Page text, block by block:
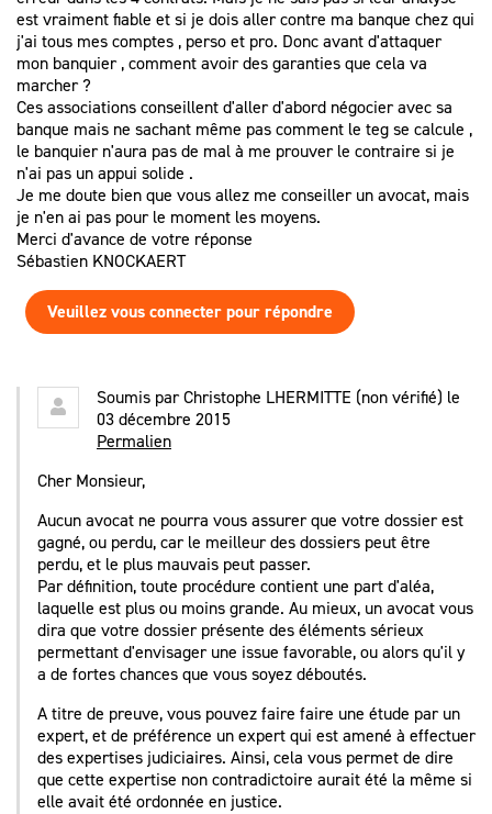
est vraiment fiable et si je dois aller contre ma banque chez qui
j'ai tous mes comptes , perso et pro. Donc avant d'attaquer
mon banquier , comment avoir des garanties que cela va
marcher ?
Ces associations conseillent d'aller d'abord négocier avec sa
banque mais ne sachant même pas comment le teg se calcule ,
le banquier n'aura pas de mal à me prouver le contraire si je
n'ai pas un appui solide .
Je me doute bien que vous allez me conseiller un avocat, mais
je n'en ai pas pour le moment les moyens.
Merci d'avance de votre réponse
Sébastien KNOCKAERT
Veuillez vous connecter pour répondre
Soumis parChristophe LHERMITTE (non vérifié) le
03 décembre 2015
Permalien
Cher Monsieur,
Aucun avocat ne pourra vous assurer que votre dossier est
gagné, ou perdu, car le meilleur des dossiers peut être
perdu, et le plus mauvais peut passer.
Par définition, toute procédure contient une part d'aléa,
laquelle est plus ou moins grande. Au mieux, un avocat vous
dira que votre dossier présente des éléments sérieux
permettant d'envisager une issue favorable, ou alors qu'il y
a de fortes chances que vous soyez déboutés.
A titre de preuve, vous pouvez faire faire une étude par un
expert, et de préférence un expert qui est amené à effectuer
des expertises judiciaires. Ainsi, cela vous permet de dire
que cette expertise non contradictoire aurait été la même si
elle avait été ordonnée en justice.